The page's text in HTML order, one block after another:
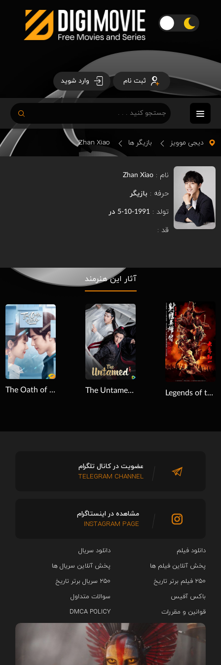
ثبت نام وارد شوید
دیجی موویز بازیگر ها Zhan Xiao
نام : Zhan Xiao
حرفه : بازیگر
تولد :
1991-10-5
در
قد :
آثار این هنرمند
Download
Legends of the Condor Heroes: The Gallants 2025
Download
The Untamed 2019
The Oath of Love 2022
دانلود فیلم
دانلود سریال‌
پخش آنلاین فیلم ها
پخش آنلاین سریال ها
۲۵۰ فیلم برتر تاریخ
۲۵۰ سریال برتر تاریخ
باکس آفیس
سوالات متداول
قوانین و مقررات
DMCA POLICY
عضویت در کانال تلگرام
TELEGRAM CHANNEL
مشاهده در اینستاگرام
INSTAGRAM PAGE